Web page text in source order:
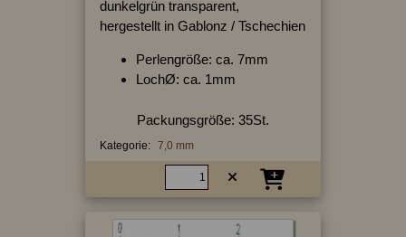
dunkelgrün transparent,
hergestellt in Gablonz / Tschechien
Perlengröße: ca. 7mm
LochØ: ca. 1mm
Packungsgröße: 35St.
Kategorie: 7,0 mm